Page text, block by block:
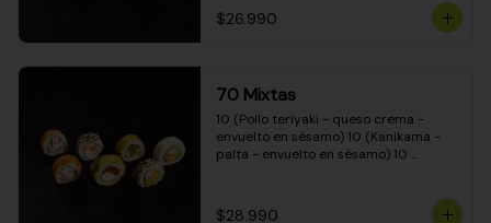
crema - cebollín) 10 (Carne - queso
crema - cebollín)
$26.990
70 Mixtas
10 (Pollo teriyaki - queso crema -
envuelto en sésamo) 10 (Kanikama -
palta - envuelto en sésamo) 10
- envuelto en queso crema) 10
$28.990